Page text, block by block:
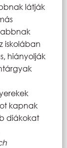
látják
iskolában
hiányolják
kapnak
diákokat